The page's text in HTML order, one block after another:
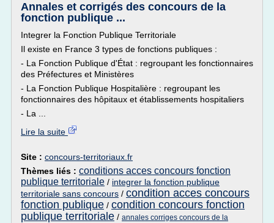
Annales et corrigés des concours de la
fonction publique ...
Integrer la Fonction Publique Territoriale
Il existe en France 3 types de fonctions publiques :
- La Fonction Publique d'État : regroupant les fonctionnaires
des Préfectures et Ministères
- La Fonction Publique Hospitalière : regroupant les
fonctionnaires des hôpitaux et établissements hospitaliers
- La ...
Lire la suite
Site : concours-territoriaux.fr
Thèmes liés : conditions acces concours fonction
publique territoriale / integrer la fonction publique
territoriale sans concours / condition acces concours
fonction publique / condition concours fonction
publique territoriale / annales corriges concours de la